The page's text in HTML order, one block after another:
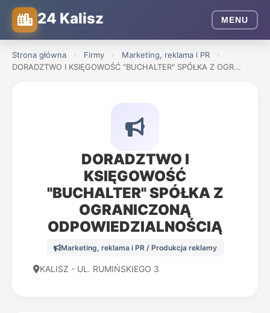
24 Kalisz MENU
Strona główna › Firmy › Marketing, reklama i PR
›
DORADZTWO I KSIĘGOWOŚĆ "BUCHALTER" SPÓŁKA Z OGR...
DORADZTWO I
KSIĘGOWOŚĆ
"BUCHALTER" SPÓŁKA Z
OGRANICZONĄ
ODPOWIEDZIALNOŚCIĄ
Marketing, reklama i PR / Produkcja reklamy
KALISZ - UL. RUMIŃSKIEGO 3